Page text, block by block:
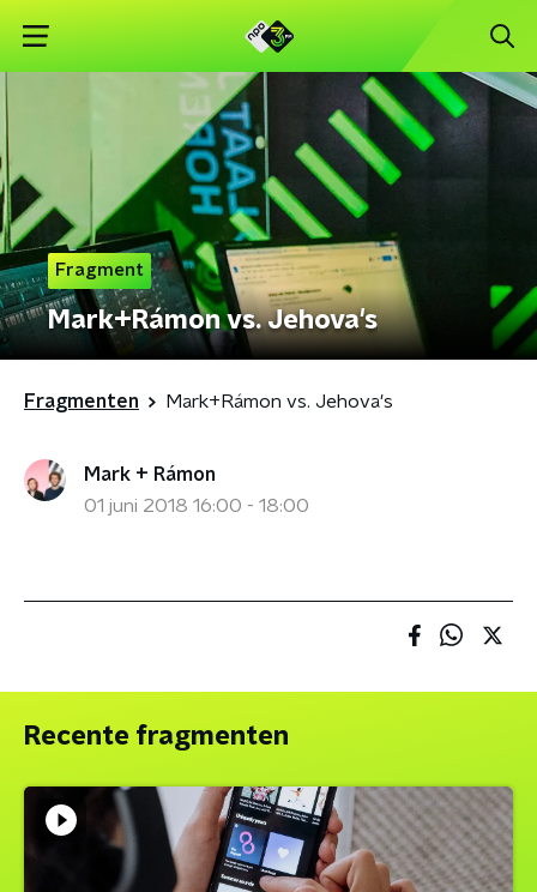
Fragment
Mark+Rámon vs. Jehova's
Fragmenten Mark+Rámon vs. Jehova's
Mark + Rámon
01 juni 2018 16:00 - 18:00
Recente fragmenten